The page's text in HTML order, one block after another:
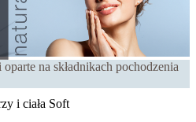
na składnikach pochodzenia
i ciała Soft